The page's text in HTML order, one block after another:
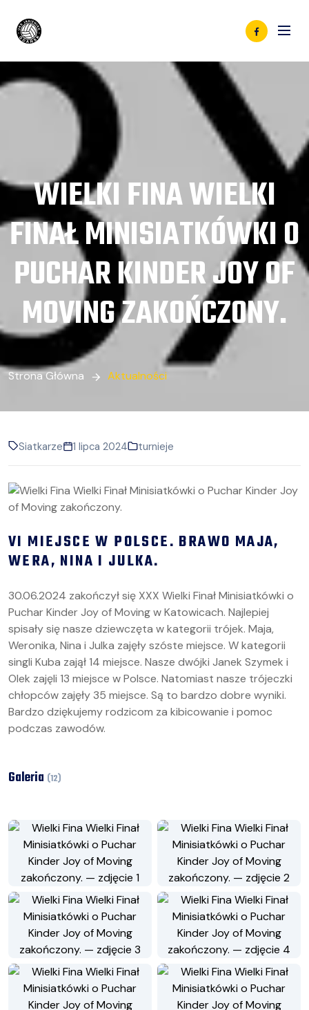
WIELKI FINA WIELKI
FINAŁ MINISIATKÓWKI O
PUCHAR KINDER JOY OF
MOVING ZAKOŃCZONY.
Strona Główna Aktualności
Siatkarze 1 lipca 2024 turnieje
VI MIEJSCE W POLSCE. BRAWO MAJA,
WERA, NINA I JULKA.
30.06.2024 zakończył się XXX Wielki Finał Minisiatkówki o
Puchar Kinder Joy of Moving w Katowicach. Najlepiej
spisały się nasze dziewczęta w kategorii trójek. Maja,
Weronika, Nina i Julka zajęły szóste miejsce. W kategorii
singli Kuba zajął 14 miejsce. Nasze dwójki Janek Szymek i
Olek zajęli 13 miejsce w Polsce. Natomiast nasze trójeczki
chłopców zajęły 35 miejsce. Są to bardzo dobre wyniki.
Bardzo dziękujemy rodzicom za kibicowanie i pomoc
podczas zawodów.
Galeria (12)